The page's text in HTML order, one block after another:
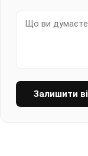
Залишити